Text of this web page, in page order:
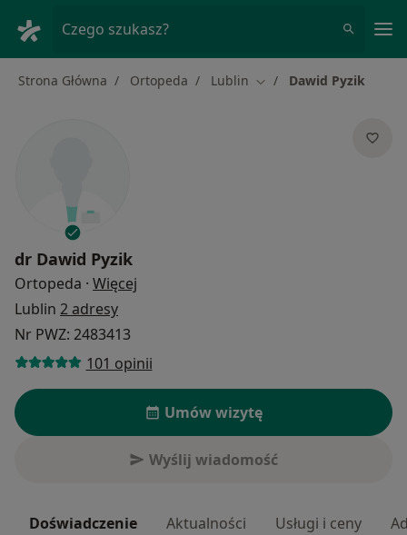
Czego szukasz?
Strona Główna Ortopeda Lublin Zmień miasto
Dawid Pyzik
dr Dawid Pyzik
Ortopeda · Więcej
Lublin 2 adresy
Nr PWZ: 2483413
101 opinii
Umów wizytę
Wyślij wiadomość
Doświadczenie Aktualności Usługi i ceny